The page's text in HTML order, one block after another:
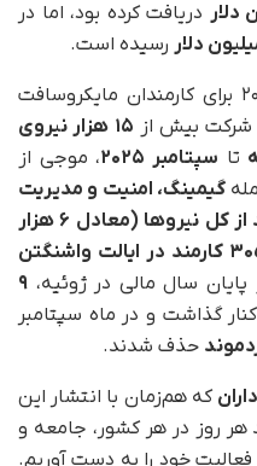
دریافت کرده بود، اما در
رسیده است.
در کنار این موفقیت‌ها، سال ۲۰۲۵ برای کارمندان مایکروسافت
شرکت بیش از
۱۵ هزار نیروی
تا سپتامبر ۲۰۲۵
، موجی از
گیمینگ، امنیت و مدیریت
۳ درصد از کل نیروها (معادل ۶ هزار
در ایالت واشنگتن
سال مالی در ژوئیه، ۹
کنار گذاشت و در ماه سپتامبر
حذف شدند.
که هم‌زمان با انتشار این
روز در هر کشور، جامعه و
خود را به دست آوریم.